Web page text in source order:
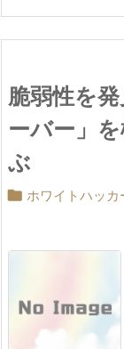
脆弱性を
ーバー」
ぶ
 ホワイトハッカ